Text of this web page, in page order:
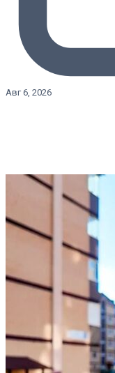
Авг 6, 2026